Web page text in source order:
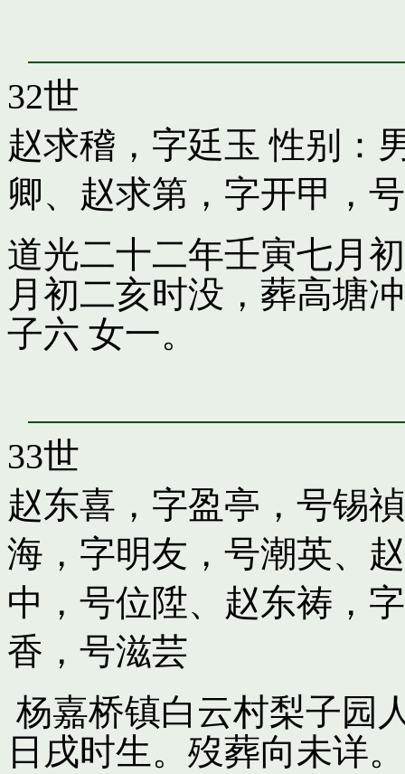
32世
赵求稽，字廷玉 性别：
卿、 赵求第，字开甲，
道光二十二年壬寅七月
月初二亥时没，葬高塘
子六 女一。
33世
赵东喜，字盈亭，号锡禎
海，字明友，号潮英、
中，号位陞、 赵东祷，
香，号滋芸
杨嘉桥镇白云村梨子园
日戌时生。歿葬向未详